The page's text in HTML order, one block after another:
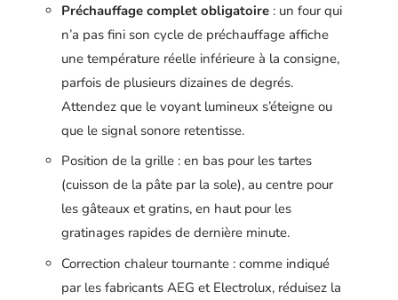
Préchauffage complet obligatoire : un four qui
n’a pas fini son cycle de préchauffage affiche
une température réelle inférieure à la consigne,
parfois de plusieurs dizaines de degrés.
Attendez que le voyant lumineux s’éteigne ou
que le signal sonore retentisse.
Position de la grille : en bas pour les tartes
(cuisson de la pâte par la sole), au centre pour
les gâteaux et gratins, en haut pour les
gratinages rapides de dernière minute.
Correction chaleur tournante : comme indiqué
par les fabricants AEG et Electrolux, réduisez la